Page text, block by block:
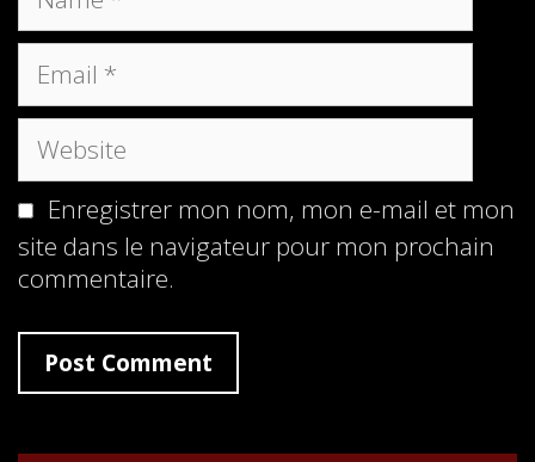
Enregistrer mon nom, mon e-mail et mon
site dans le navigateur pour mon prochain
commentaire.